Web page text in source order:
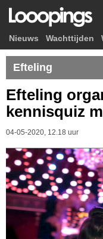
Nieuws Wachttijden
Efteling
Efteling
kennisquiz
04-05-2020, 12.18 uur